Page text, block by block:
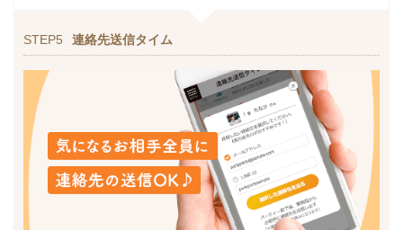
STEP5 連絡先送信タイム